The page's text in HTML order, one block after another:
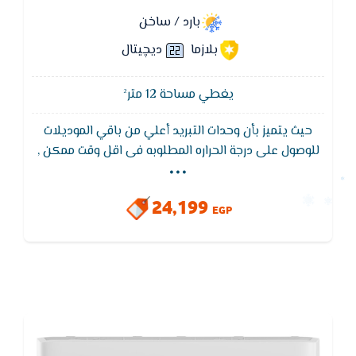
بارد / ساخن
بلازما
ديچيتال
يغطي مساحة 12 متر²
حيث يتميز بأن وحدات التبريد أعلي من باقي الموديلات
للوصول على درجة الحراره المطلوبه فى اقل وقت ممكن ,
خاصية التشغيل التلقائى التى تعمل على اعادة تشغيل
انسيابى جديد يضيف للغرفه لمسه من الجمال كما يتميز
...
24,199 EGP